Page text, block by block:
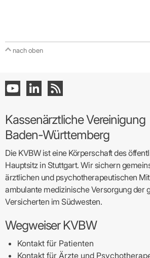
nach oben
Kassenärztliche Vereinigung
Baden-Württemberg
Die KVBW ist eine Körperschaft des
Hauptsitz in Stuttgart. Wir sichern
ärztlichen und psychotherapeutischen
ambulante medizinische Versorgung der
Versicherten im Südwesten.
Wegweiser KVBW
Kontakt für Patienten
Kontakt für Ärzte und